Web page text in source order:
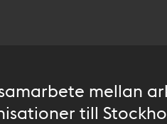
mellan
till